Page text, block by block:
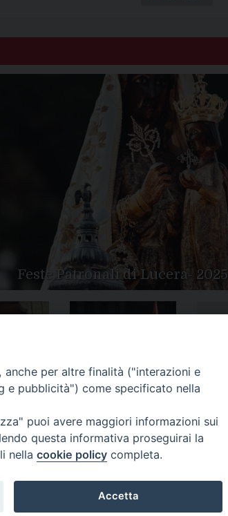
Feste Patronali di Lucera- 2025
Giubilare
Diocesi
per altre finalità ("interazioni e
e pubblicità") come specificato nella
puoi avere maggiori informazioni sui
questa informativa proseguirai la
nella cookie policy completa.
Accetta